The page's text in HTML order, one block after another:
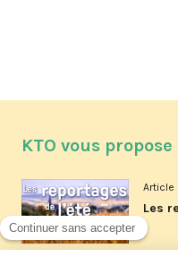
KTO vous propose
Article
Les